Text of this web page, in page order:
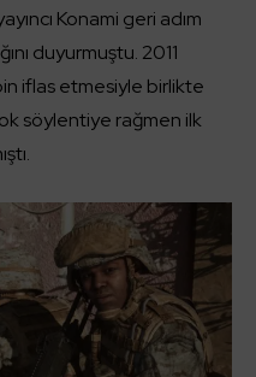
Konami geri adım
duyurmuştu. 2011
iflas etmesiyle birlikte
söylentiye rağmen ilk